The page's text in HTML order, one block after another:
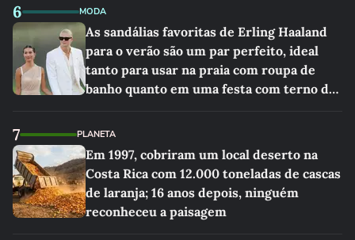
6 MODA
As sandálias favoritas de Erling Haaland
para o verão são um par perfeito, ideal
tanto para usar na praia com roupa de
banho quanto em uma festa com terno de
7 PLANETA
Em 1997, cobriram um local deserto na
Costa Rica com 12.000 toneladas de cascas
de laranja; 16 anos depois, ninguém
reconheceu a paisagem